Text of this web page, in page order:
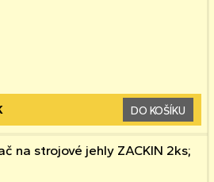
DO KOŠÍKU
na strojové jehly ZACKIN 2ks;